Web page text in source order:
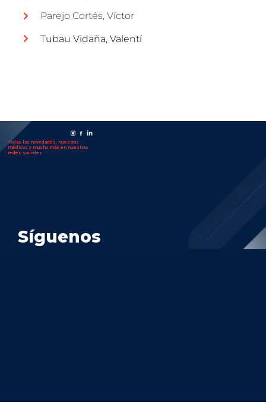
Parejo Cortés, Víctor
Tubau Vidaña, Valentí
Síguenos
Todas las novedades, nuestros
médicos y mucho más en nuestras
redes sociales